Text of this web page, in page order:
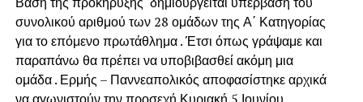
συνολικού αριθμού των 28 ομάδων της Α΄ Κατηγορίας
για το επόμενο πρωτάθλημα . Έτσι όπως γράψαμε και
παραπάνω θα πρέπει να υποβιβασθεί ακόμη μια
ομάδα . Ερμής – Παννεαπολικός αποφασίστηκε αρχικά